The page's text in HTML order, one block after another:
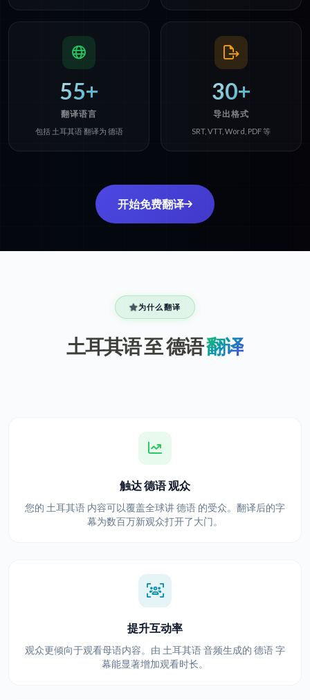
55+
翻译语言
包括 土耳其语 翻译为 德语
30+
导出格式
SRT, VTT, Word, PDF 等
开始免费翻译
为什么翻译
土耳其语 至 德语翻译
触达 德语 观众
您的 土耳其语 内容可以覆盖全球讲 德语 的受众。翻译后的字
幕为数百万新观众打开了大门。
提升互动率
观众更倾向于观看母语内容。由 土耳其语 音频生成的 德语 字
幕能显著增加观看时长。